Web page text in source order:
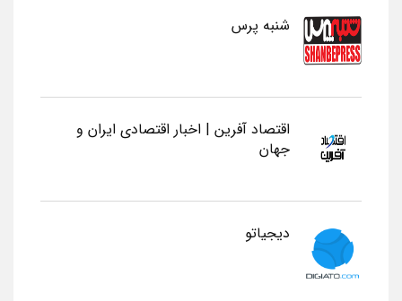
شنبه پرس
اقتصاد آفرین | اخبار اقتصادی ایران و
جهان
دیجیاتو